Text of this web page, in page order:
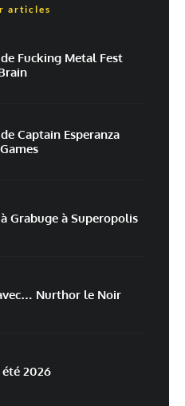
Site web
et mon site dans le navigateur pour
par e-mail.
par e-mail.
articles
Fucking Metal Fest
Captain Esperanza
Grabuge à Superopolis
Nurthor le Noir
2026